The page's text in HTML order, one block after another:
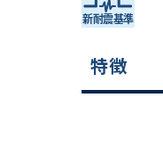
特徴